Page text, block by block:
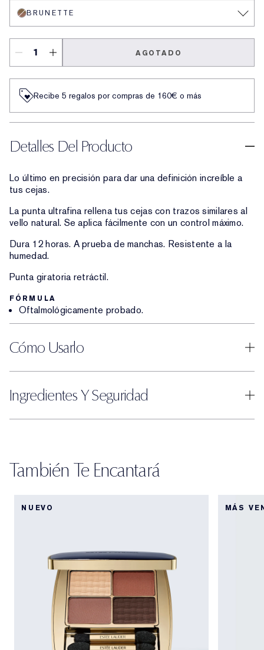
BRUNETTE
AGOTADO
Recibe 5 regalos por compras de 160€ o más
Detalles Del Producto
Lo último en precisión para dar una definición increíble a
tus cejas.
La punta ultrafina rellena tus cejas con trazos similares al
vello natural. Se aplica fácilmente con un control máximo.
Dura 12 horas. A prueba de manchas. Resistente a la
humedad.
Punta giratoria retráctil.
FÓRMULA
Oftalmológicamente probado.
Cómo Usarlo
Ingredientes Y Seguridad
También Te Encantará
NUEVO MÁS